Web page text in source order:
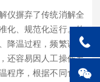
摒弃了传统消解全
化、规范化运行。传
降温过程，频繁调整
还容易因人工操作差
程序，根据不同食品